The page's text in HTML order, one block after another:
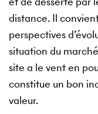
distance. Il
perspectives
situation du
site a le vent en
constitue un bon
valeur.